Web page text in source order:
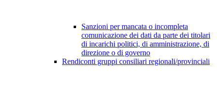
Sanzioni per mancata o incompleta
comunicazione dei dati da parte dei titolari
di incarichi politici, di amministrazione, di
direzione o di governo
Rendiconti gruppi consiliari regionali/provinciali